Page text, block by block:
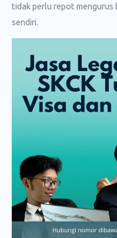
tidak perlu repot mengurus
sendiri.